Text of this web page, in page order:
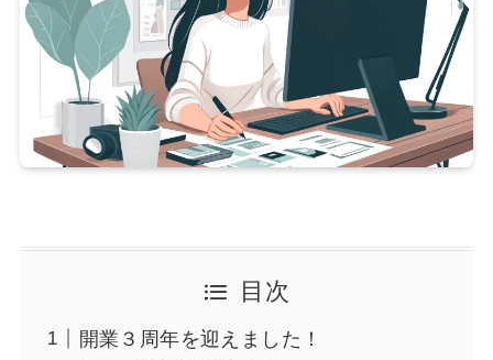
目次
開業３周年を迎えました！